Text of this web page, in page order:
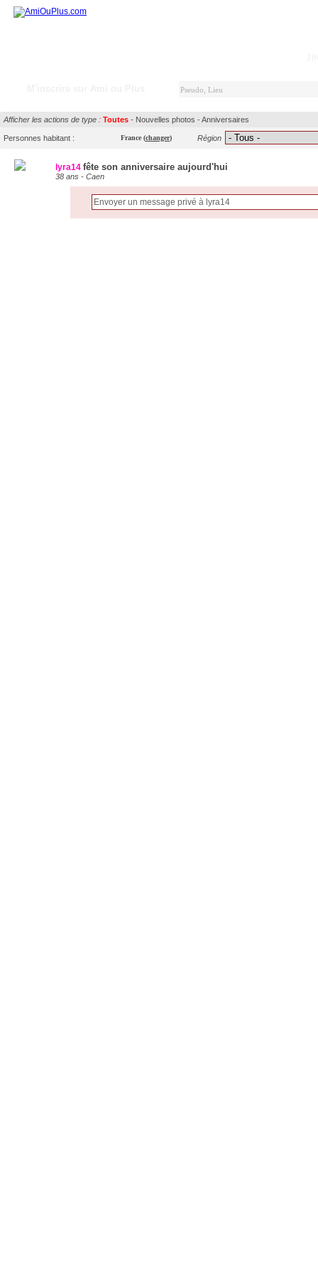
Afficher les actions de type : Toutes - Nouvelles photos -Anniversaires
Personnes habitant : France (changer) Région
lyra14 fête son anniversaire aujourd'hui
38 ans - Caen